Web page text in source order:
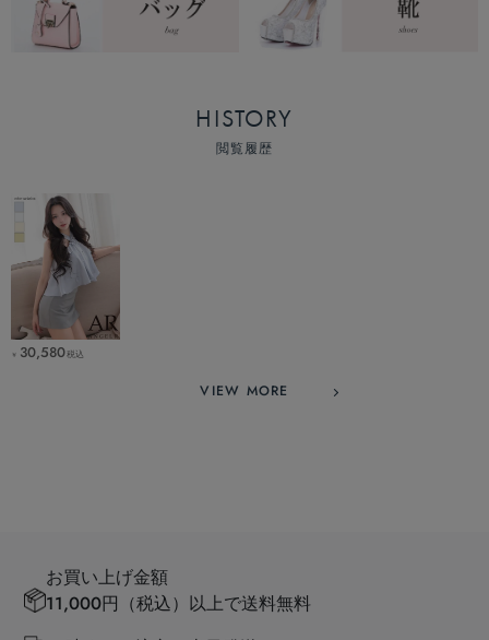
HISTORY
閲覧履歴
￥ 30,580税込
VIEW MORE
お買い上げ金額
11,000円（税込）以上で送料無料